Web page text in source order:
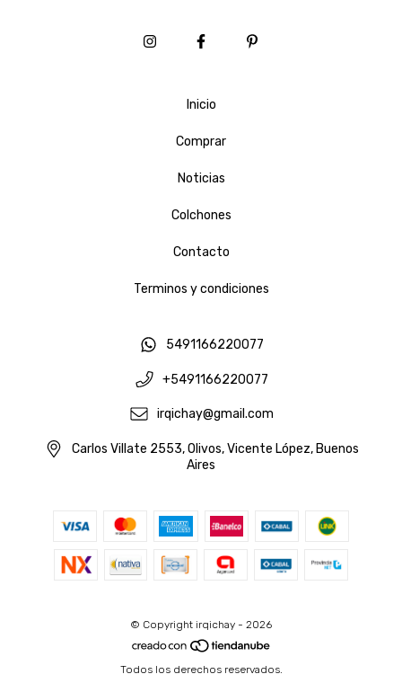
Inicio
Comprar
Noticias
Colchones
Contacto
Terminos y condiciones
5491166220077
+5491166220077
irqichay@gmail.com
Carlos Villate 2553, Olivos, Vicente López, Buenos
Aires
© Copyright irqichay - 2026
Todos los derechos reservados.